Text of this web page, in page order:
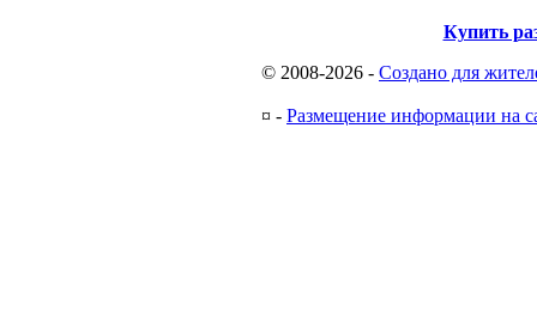
Купить
© 2008-2026 - Создано для
¤ - Размещение информации на